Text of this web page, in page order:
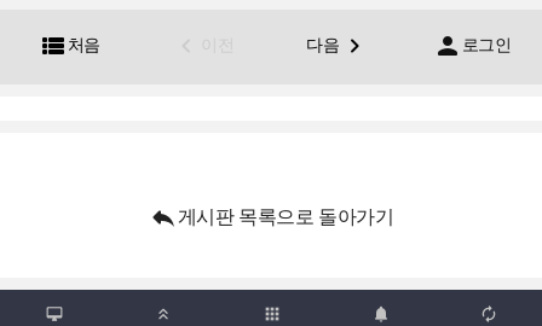
 처음 다음   로그인
 게시판 목록으로 돌아가기
  apps  